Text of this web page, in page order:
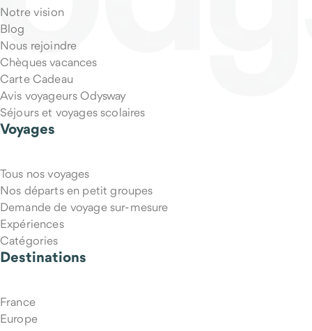
Notre vision
Blog
Nous rejoindre
Chèques vacances
Carte Cadeau
Avis voyageurs Odysway
Séjours et voyages scolaires
Voyages
Tous nos voyages
Nos départs en petit groupes
Demande de voyage sur-mesure
Expériences
Catégories
Destinations
France
Europe